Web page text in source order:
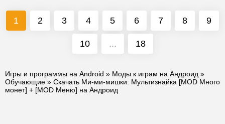
1 2 3 4 5 6 7 8 9
10 ... 18
Игры и программы на Android » Моды к играм на Андроид »
Обучающие » Скачать Ми-ми-мишки: Мультизнайка [MOD Много
монет] + [MOD Меню] на Андроид